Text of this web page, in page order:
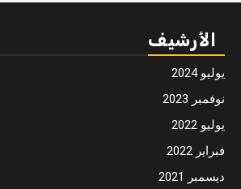
الأرشيف
يوليو 2024
نوفمبر 2023
يوليو 2022
فبراير 2022
ديسمبر 2021